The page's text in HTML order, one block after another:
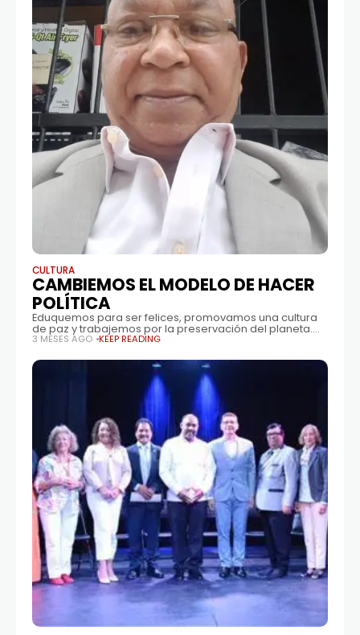
CULTURA
CAMBIEMOS EL MODELO DE HACER
POLÍTICA
Eduquemos para ser felices, promovamos una cultura
de paz y trabajemos por la preservación del planeta.
ENREDADORD Vivimos en una época donde
transparencia,
3 MESES AGO KEEP READING